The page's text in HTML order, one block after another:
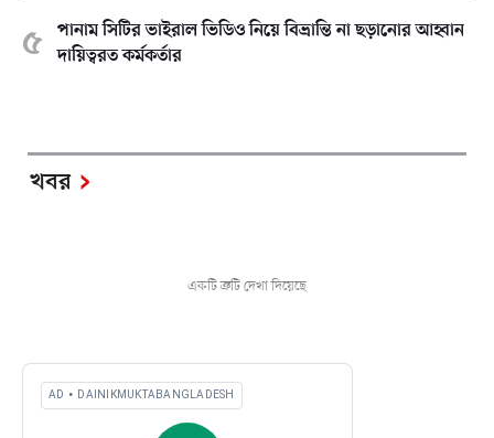
পানাম সিটির ভাইরাল ভিডিও নিয়ে বিভ্রান্তি না ছড়ানোর আহ্বান
দায়িত্বরত কর্মকর্তার
খবর
একটি ত্রুটি দেখা দিয়েছে
AD • DAINIKMUKTABANGLADESH